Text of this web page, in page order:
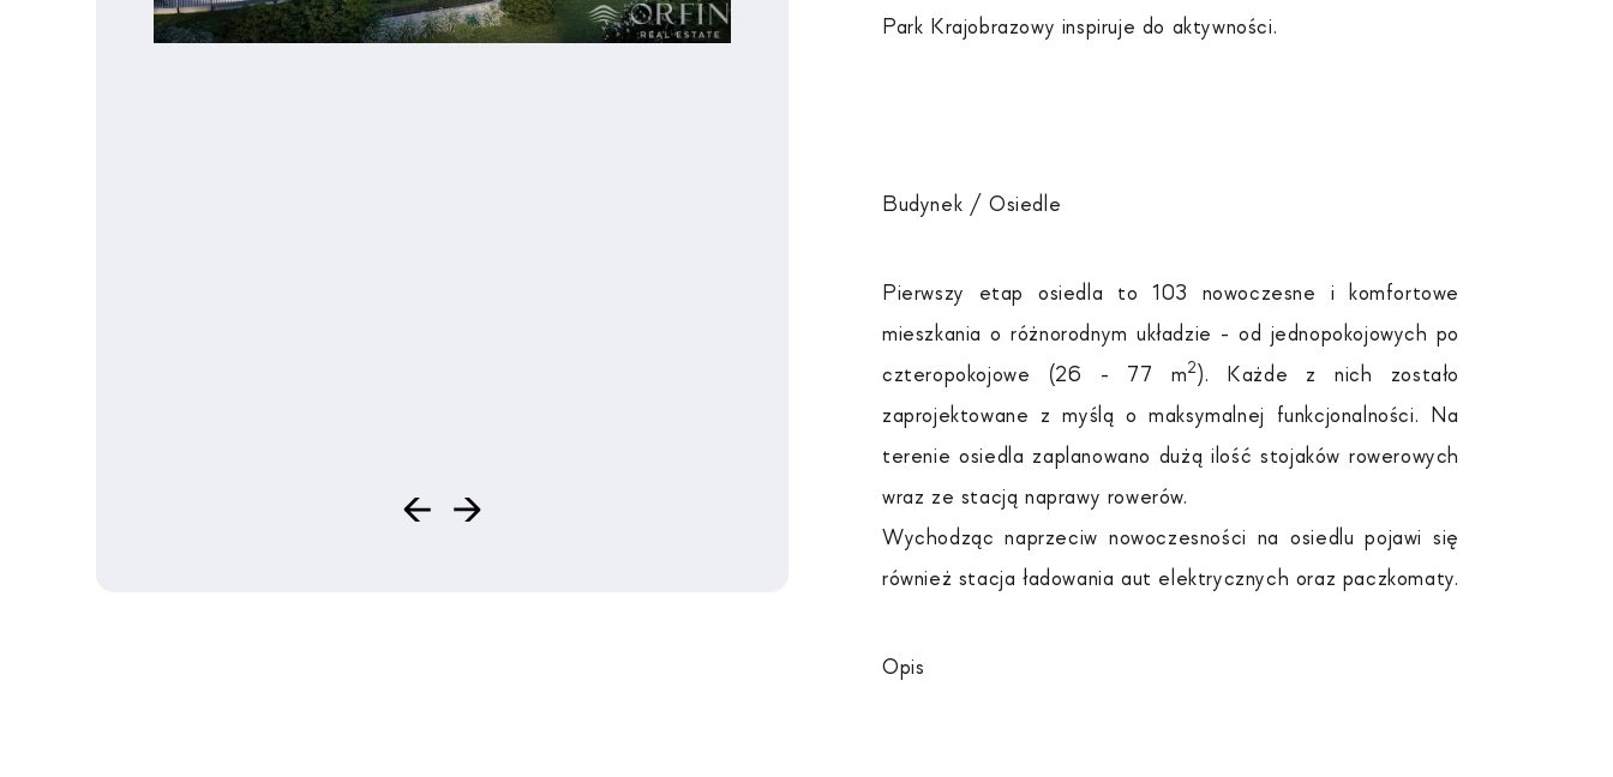
Park Krajobrazowy inspiruje do aktywności.
Budynek / Osiedle
Pierwszy etap osiedla to 103 nowoczesne i komfortowe
mieszkania o różnorodnym układzie - od jednopokojowych po
czteropokojowe (26 - 77 m2 ). Każde z nich zostało
zaprojektowane z myślą o maksymalnej funkcjonalności. Na
terenie osiedla zaplanowano dużą ilość stojaków rowerowych
wraz ze stacją naprawy rowerów.
Wychodząc naprzeciw nowoczesności na osiedlu pojawi się
również stacja ładowania aut elektrycznych oraz paczkomaty.
Opis